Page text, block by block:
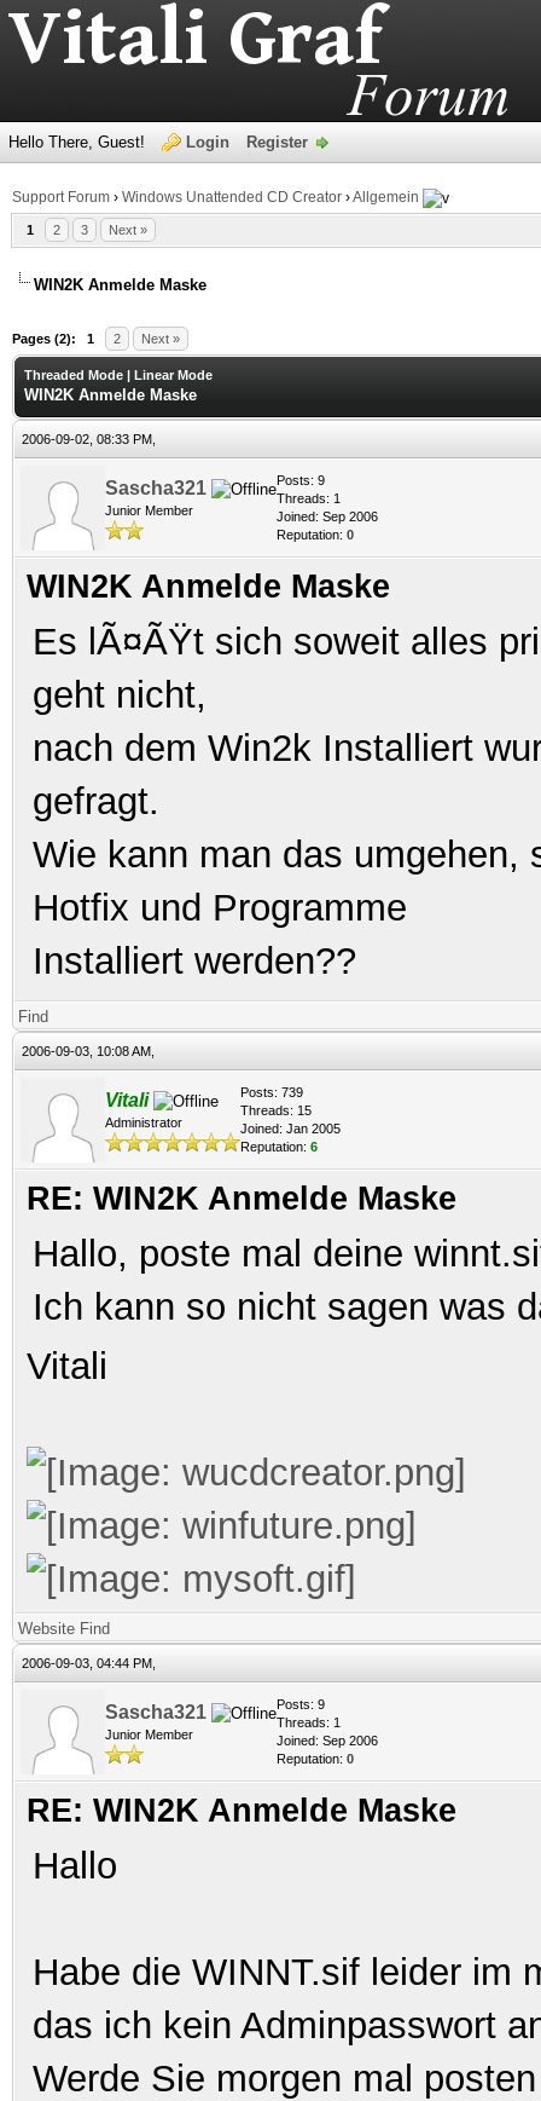
Hello There, Guest! Login Register
Support Forum › Windows Unattended CD Creator ›Allgemein
1 2 3 Next »
WIN2K Anmelde Maske
Pages (2): 1 2 Next »
Threaded Mode | Linear Mode
WIN2K Anmelde Maske
2006-09-02, 08:33 PM,
Sascha321
Junior Member
Posts: 9
Threads: 1
Joined: Sep 2006
Reputation: 0
WIN2K Anmelde Maske
Es lÃ¤ÃŸt sich soweit alles
geht nicht,
nach dem Win2k Installiert
gefragt.
Wie kann man das umgehen,
Hotfix und Programme
Installiert werden??
Find
2006-09-03, 10:08 AM,
Vitali
Administrator
Posts: 739
Threads: 15
Joined: Jan 2005
Reputation: 6
RE: WIN2K Anmelde Maske
Hallo, poste mal deine
Ich kann so nicht sagen was
Vitali
Website Find
2006-09-03, 04:44 PM,
Sascha321
Junior Member
Posts: 9
Threads: 1
Joined: Sep 2006
Reputation: 0
RE: WIN2K Anmelde Maske
Hallo
Habe die WINNT.sif leider im
das ich kein Adminpasswort
Werde Sie morgen mal